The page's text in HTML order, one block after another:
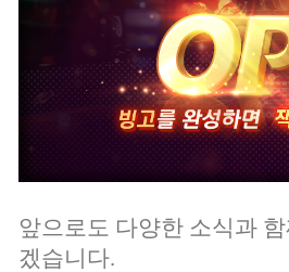
앞으로도 다양한 소식과
겠습니다.